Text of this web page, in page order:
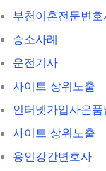
부천이혼전문변호
승소사례
운전기사
사이트 상위노출
인터넷가입사은
사이트 상위노출
용인강간변호사